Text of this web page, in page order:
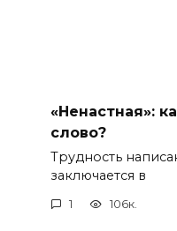
«Ненастная»:
слово?
Трудность
заключается в
1 106к.